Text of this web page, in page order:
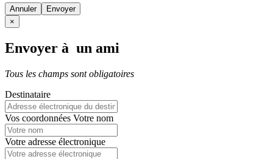
Annuler
×
Envoyer à un ami
Tous les champs sont obligatoires
Destinataire
Vos coordonnées Votre nom
Votre adresse électronique